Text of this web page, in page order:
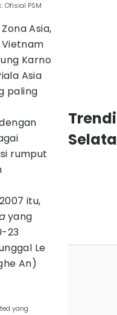
Ofisial PSM
Asia,
Karno
Asia
paling
rumput
itu,
yang
23
Le
An)
yang